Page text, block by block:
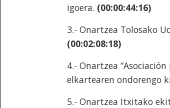
igoera. (00:00:44:16)
3.- Onartzea Tolosako
(00:02:08:18)
4.- Onartzea
elkartearen ondorengo
5.- Onartzea Itxitako